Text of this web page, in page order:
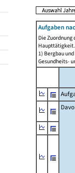
Aufgaben
Die
Haupttätigkeit.
1) Bergbau
Gesundheits-